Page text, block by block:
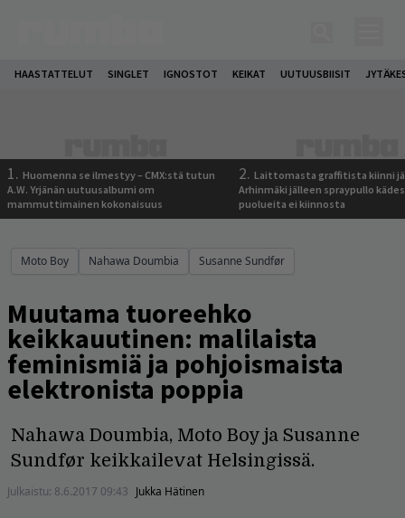
HAASTATTELUT SINGLET IGNOSTOT KEIKAT UUTUUSBIISIT
1. Huomenna se ilmestyy – CMX:stä tutun
A.W. Yrjänän uutuusalbumi om
mammuttimainen kokonaisuus
2. Laittomasta graffitista kiinni
Arhinmäki jälleen spraypullo
puolueita ei kiinnosta
Moto Boy Nahawa Doumbia Susanne Sundfør
Muutama tuoreehko
keikkauutinen: malilaista
feminismiä ja pohjoismaista
elektronista poppia
Nahawa Doumbia, Moto Boy ja Susanne
Sundfør keikkailevat Helsingissä.
Julkaistu: 8.6.2017 09:43 Jukka Hätinen